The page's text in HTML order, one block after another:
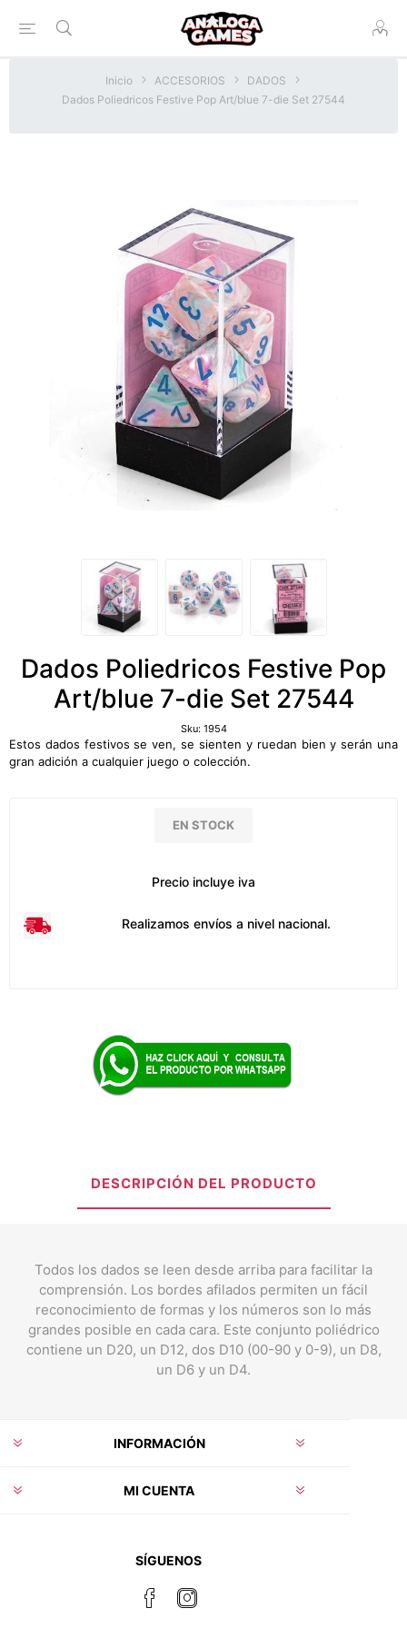
Inicio ACCESORIOS
DADOS
Dados Poliedricos Festive Pop Art/blue 7-die Set 27544
Dados Poliedricos Festive Pop
Art/blue 7-die Set 27544
Sku: 1954
Estos dados festivos se ven, se sienten y ruedan bien y serán una
gran adición a cualquier juego o colección.
EN STOCK
Precio incluye iva
Realizamos envíos a nivel nacional.
DESCRIPCIÓN DEL PRODUCTO
Todos los dados se leen desde arriba para facilitar la
comprensión. Los bordes afilados permiten un fácil
reconocimiento de formas y los números son lo más
grandes posible en cada cara. Este conjunto poliédrico
contiene un D20, un D12, dos D10 (00-90 y 0-9), un D8,
un D6 y un D4.
INFORMACIÓN
MI CUENTA
SÍGUENOS